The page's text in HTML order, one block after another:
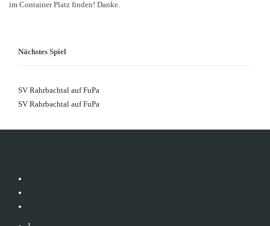
im Container Platz finden! Danke.
Nächstes Spiel
SV Rahrbachtal auf FuPa
SV Rahrbachtal auf FuPa